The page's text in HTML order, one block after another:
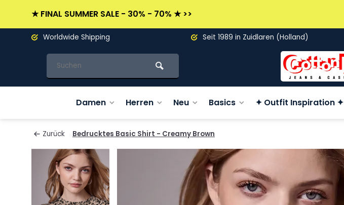
★ FINAL SUMMER SALE - 30% - 70% ★ >>
Worldwide Shipping Seit 1989 in Zuidlaren (Holland)
Damen Herren Neu Basics ✦ Outfit Inspiration ✦
Zurück Bedrucktes Basic Shirt - Creamy Brown